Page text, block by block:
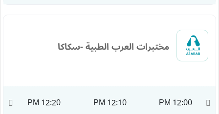
مختبرات العرب الطبية -سكاكا
12:00 PM
12:10 PM
12:20 PM